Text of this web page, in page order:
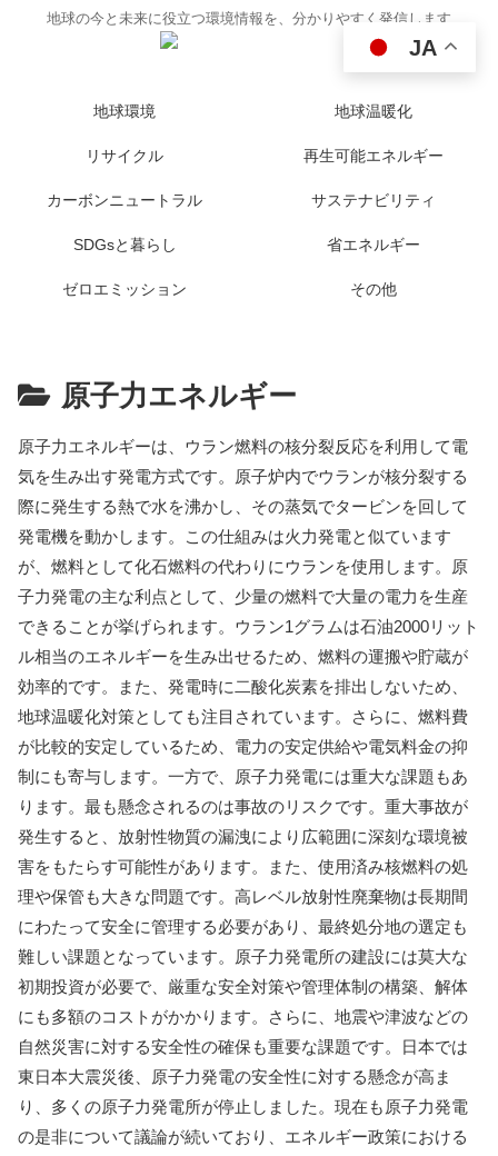
地球の今と未来に役立つ環境情報を、分かりやすく発信します
地球環境 地球温暖化
リサイクル 再生可能エネルギー
カーボンニュートラル サステナビリティ
SDGsと暮らし 省エネルギー
ゼロエミッション その他
原子力エネルギー
原子力エネルギーは、ウラン燃料の核分裂反応を利用して電
気を生み出す発電方式です。原子炉内でウランが核分裂する
際に発生する熱で水を沸かし、その蒸気でタービンを回して
発電機を動かします。この仕組みは火力発電と似ています
が、燃料として化石燃料の代わりにウランを使用します。原
子力発電の主な利点として、少量の燃料で大量の電力を生産
できることが挙げられます。ウラン1グラムは石油2000リット
ル相当のエネルギーを生み出せるため、燃料の運搬や貯蔵が
効率的です。また、発電時に二酸化炭素を排出しないため、
地球温暖化対策としても注目されています。さらに、燃料費
が比較的安定しているため、電力の安定供給や電気料金の抑
制にも寄与します。一方で、原子力発電には重大な課題もあ
ります。最も懸念されるのは事故のリスクです。重大事故が
発生すると、放射性物質の漏洩により広範囲に深刻な環境被
害をもたらす可能性があります。また、使用済み核燃料の処
理や保管も大きな問題です。高レベル放射性廃棄物は長期間
にわたって安全に管理する必要があり、最終処分地の選定も
難しい課題となっています。原子力発電所の建設には莫大な
初期投資が必要で、厳重な安全対策や管理体制の構築、解体
にも多額のコストがかかります。さらに、地震や津波などの
自然災害に対する安全性の確保も重要な課題です。日本では
東日本大震災後、原子力発電の安全性に対する懸念が高ま
り、多くの原子力発電所が停止しました。現在も原子力発電
の是非について議論が続いており、エネルギー政策における
JA